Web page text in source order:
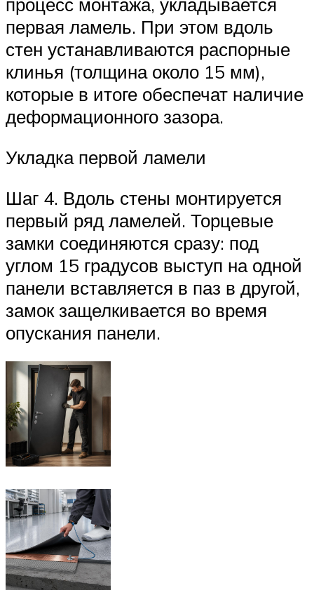
первая ламель. При этом вдоль
стен устанавливаются распорные
клинья (толщина около 15 мм),
которые в итоге обеспечат наличие
деформационного зазора.
Укладка первой ламели
Шаг 4. Вдоль стены монтируется
первый ряд ламелей. Торцевые
замки соединяются сразу: под
углом 15 градусов выступ на одной
панели вставляется в паз в другой,
замок защелкивается во время
опускания панели.